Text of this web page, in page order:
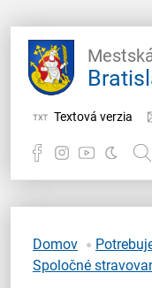
Textová verzia
Samospráva
Miestny úrad
Domov
Spoločné